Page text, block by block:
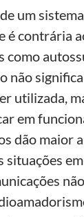
um
é contrária
como
não
utilizada,
em
dão maior
situações